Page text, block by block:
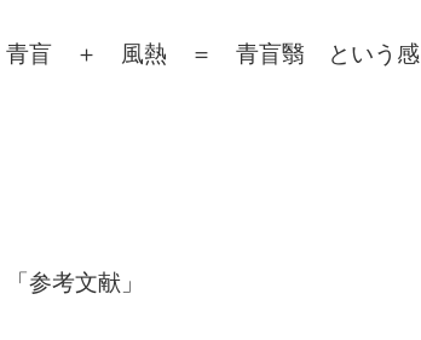
青盲 ＋ 風熱 ＝ 青盲翳 という感
「参考文献」